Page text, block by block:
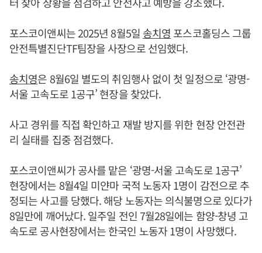
포스코이앤씨는 2025년 8월5일 송치영 포스코홀딩스 그룹
안전특별진단TF팀장을 사장으로 선임했다.
송치영은 8월6일 별도의 취임행사 없이 첫 일정으로 ‘광명-
서울 고속도로 1공구’ 현장을 찾았다.
사고 경위를 직접 확인하고 재발 방지를 위한 현장 안전관
리 실태를 집중 점검했다.
포스코이앤씨가 공사를 맡은 ‘광명-서울 고속도로 1공구’
현장에서는 8월4일 미얀마 국적 노동자 1명이 감전으로 추
정되는 사고를 당했다. 해당 노동자는 의식불명으로 있다가
8일만에 깨어났다. 일주일 전인 7월28일에는 함양-창녕 고
속도로 공사현장에서는 한국인 노동자 1명이 사망했다.